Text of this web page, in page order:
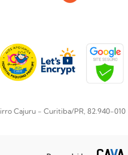
Cajuru - Curitiba/PR, 82.940-010